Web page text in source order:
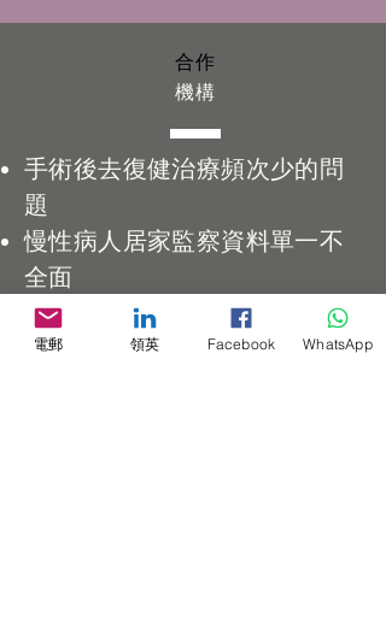
合作
機構
手術後去復健治療頻次少的問
題
慢性病人居家監察資料單一不
全面
電郵 領英 Facebook WhatsApp